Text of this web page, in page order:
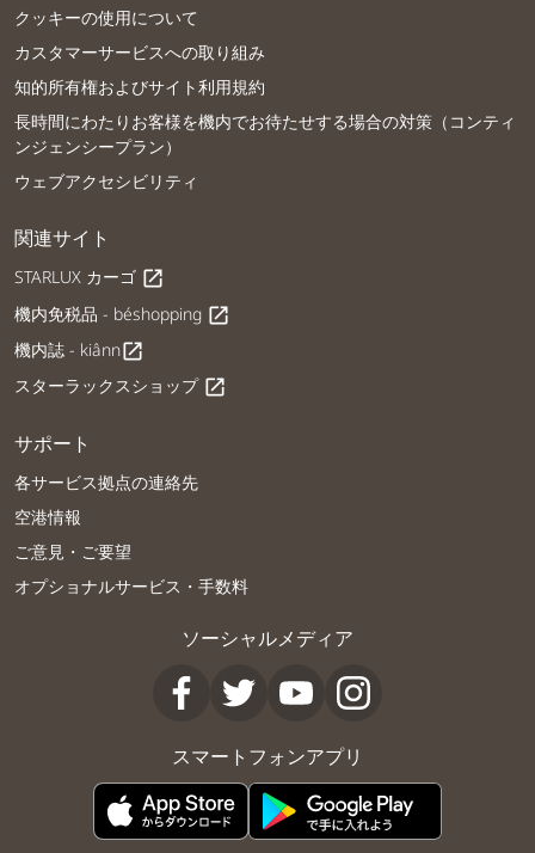
クッキーの使用について
カスタマーサービスへの取り組み
知的所有権およびサイト利用規約
長時間にわたりお客様を機内でお待たせする場合の対策（コンティ
ンジェンシープラン）
ウェブアクセシビリティ
関連サイト
STARLUX カーゴ open_in_new
機内免税品 - béshopping open_in_new
機内誌 - kiânnopen_in_new
スターラックスショップ open_in_new
サポート
各サービス拠点の連絡先
空港情報
ご意見・ご要望
オプショナルサービス・手数料
ソーシャルメディア
スマートフォンアプリ